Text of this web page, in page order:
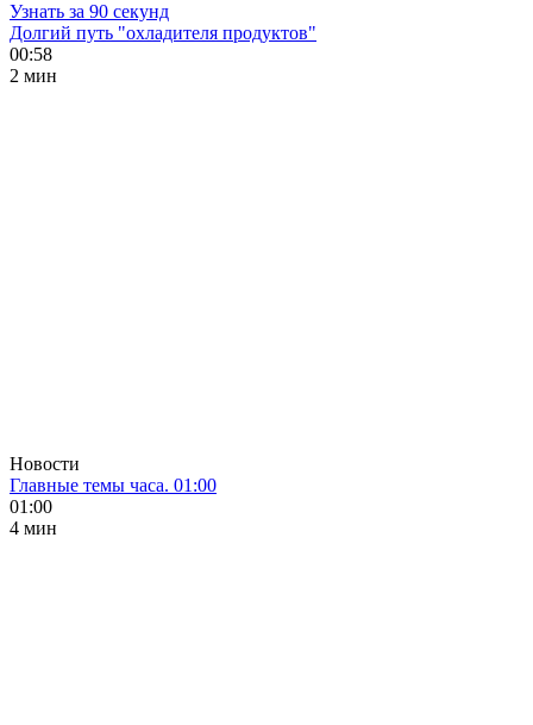
Узнать за 90 секунд
Долгий путь "охладителя продуктов"
00:58
2 мин
Новости
Главные темы часа. 01:00
01:00
4 мин